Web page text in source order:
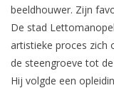
KUNST
CADEAUBON
beeldhouwer. Zijn
De stad
artistieke proces zich
de steengroeve tot
Hij volgde een